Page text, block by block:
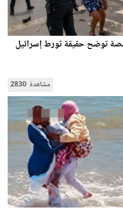
توضح حقيقة تورط إسرائيل
2830 مشاهدة